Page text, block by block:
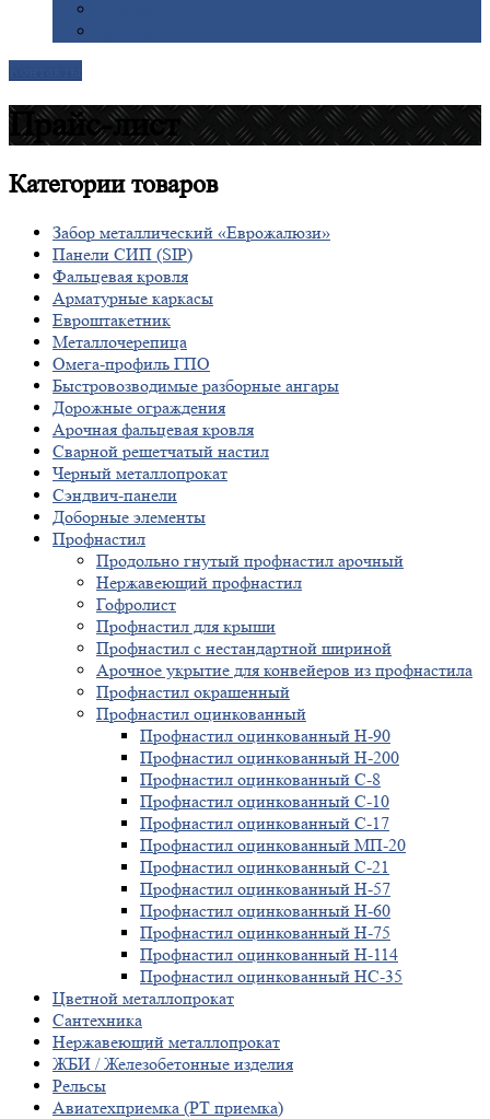
Прайс-лист
Категориитоваров
Забор металлический «Еврожалюзи»
Панели СИП (SIP)
Фальцевая кровля
Арматурные каркасы
Евроштакетник
Металлочерепица
Омега-профиль ГПО
Быстровозводимые разборные ангары
Дорожные ограждения
Арочная фальцевая кровля
Сварной решетчатый настил
Черный металлопрокат
Сэндвич-панели
Доборные элементы
Профнастил
Продольно гнутый профнастил арочный
Нержавеющий профнастил
Гофролист
Профнастил для крыши
Профнастил с нестандартной шириной
Арочное укрытие для конвейеров из профнастила
Профнастил окрашенный
Профнастил оцинкованный
Профнастил оцинкованный Н-90
Профнастил оцинкованный Н-200
Профнастил оцинкованный С-8
Профнастил оцинкованный С-10
Профнастил оцинкованный С-17
Профнастил оцинкованный МП-20
Профнастил оцинкованный С-21
Профнастил оцинкованный Н-57
Профнастил оцинкованный Н-60
Профнастил оцинкованный Н-75
Профнастил оцинкованный Н-114
Профнастил оцинкованный НС-35
Цветной металлопрокат
Сантехника
Нержавеющий металлопрокат
ЖБИ / Железобетонные изделия
Рельсы
Авиатехприемка (РТ приемка)